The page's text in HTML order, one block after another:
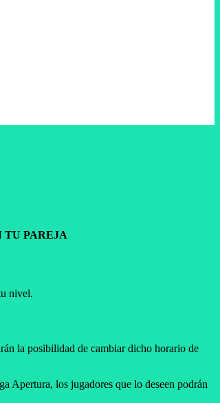
TU PAREJA
nivel.
la posibilidad de cambiar dicho horario de
Apertura, los jugadores que lo deseen podrán